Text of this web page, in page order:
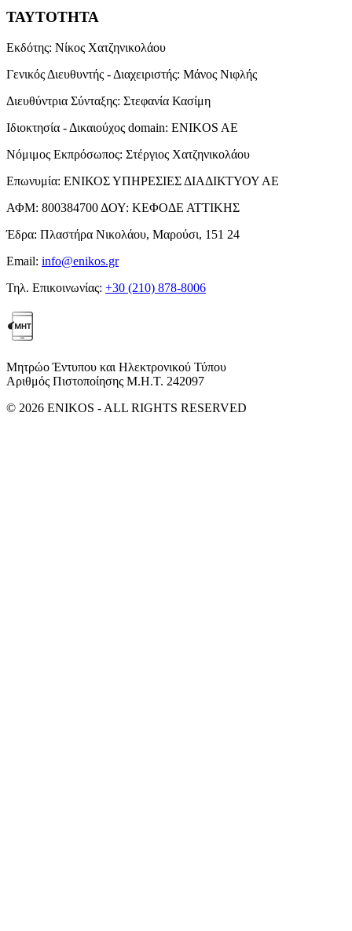
ΤΑΥΤΟΤΗΤΑ
Εκδότης: Νίκος Χατζηνικολάου
Γενικός Διευθυντής - Διαχειριστής: Μάνος Νιφλής
Διευθύντρια Σύνταξης: Στεφανία Κασίμη
Ιδιοκτησία - Δικαιούχος domain: ENIKOS AE
Νόμιμος Εκπρόσωπος: Στέργιος Χατζηνικολάου
Επωνυμία: ΕΝΙΚΟΣ ΥΠΗΡΕΣΙΕΣ ΔΙΑΔΙΚΤΥΟΥ ΑΕ
ΑΦΜ: 800384700 ΔΟΥ: ΚΕΦΟΔΕ ΑΤΤΙΚΗΣ
Έδρα: Πλαστήρα Νικολάου, Μαρούσι, 151 24
Email: info@enikos.gr
Τηλ. Επικοινωνίας: +30 (210) 878-8006
Μητρώο Έντυπου και Ηλεκτρονικού Τύπου
Αριθμός Πιστοποίησης Μ.Η.Τ. 242097
© 2026 ENIKOS - ALL RIGHTS RESERVED